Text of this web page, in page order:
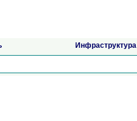
Инфраструктура